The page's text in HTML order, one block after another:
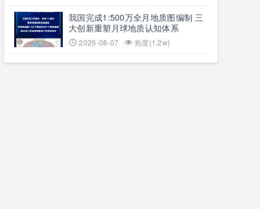
我国完成1:500万全月地质图编制 三
大创新重塑月球地质认知体系
2026-08-07 热度{1.2w}